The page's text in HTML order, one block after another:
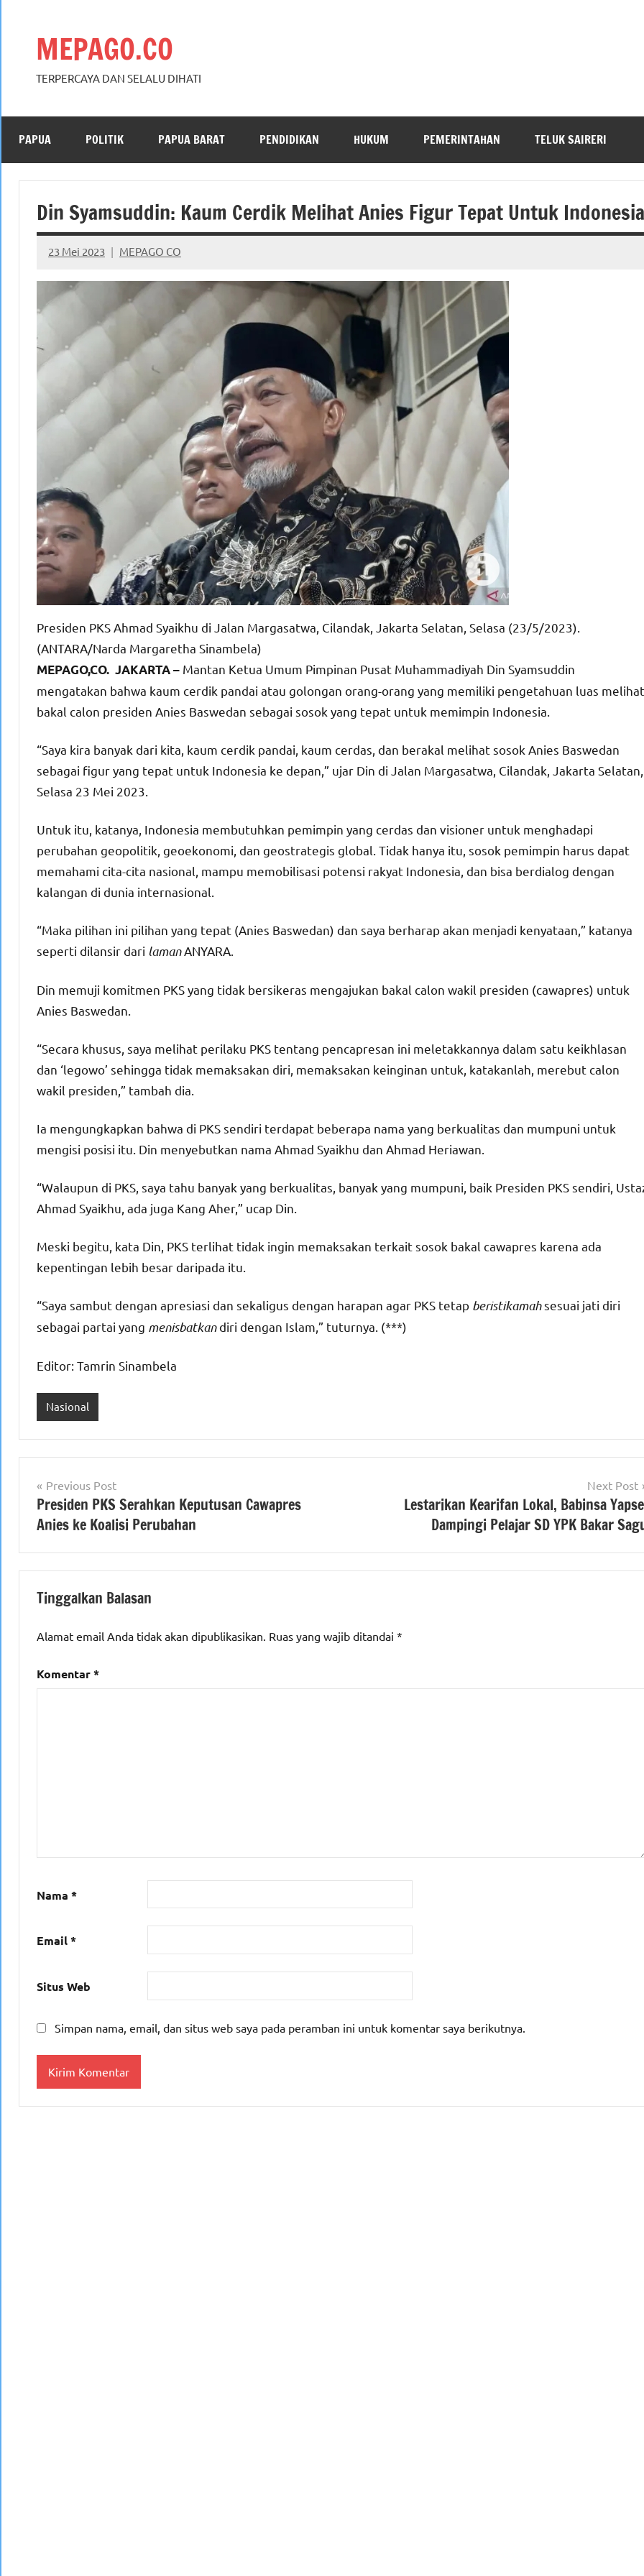
MEPAGO.CO
TERPERCAYA DAN SELALU DIHATI
PAPUA POLITIK PAPUA BARAT PENDIDIKAN HUKUM PEMERINTAHAN TELUK SAIRERI
Din Syamsuddin: Kaum Cerdik Melihat Anies Figur Tepat Untuk Indonesia
23 Mei 2023 MEPAGO CO
No
comments
Presiden PKS Ahmad Syaikhu di Jalan Margasatwa, Cilandak, Jakarta Selatan, Selasa (23/5/2023).
(ANTARA/Narda Margaretha Sinambela)
MEPAGO,CO. JAKARTA – Mantan Ketua Umum Pimpinan Pusat Muhammadiyah Din Syamsuddin
mengatakan bahwa kaum cerdik pandai atau golongan orang-orang yang memiliki pengetahuan luas melihat
bakal calon presiden Anies Baswedan sebagai sosok yang tepat untuk memimpin Indonesia.
“Saya kira banyak dari kita, kaum cerdik pandai, kaum cerdas, dan berakal melihat sosok Anies Baswedan
sebagai figur yang tepat untuk Indonesia ke depan,” ujar Din di Jalan Margasatwa, Cilandak, Jakarta Selatan,
Selasa 23 Mei 2023.
Untuk itu, katanya, Indonesia membutuhkan pemimpin yang cerdas dan visioner untuk menghadapi
perubahan geopolitik, geoekonomi, dan geostrategis global. Tidak hanya itu, sosok pemimpin harus dapat
memahami cita-cita nasional, mampu memobilisasi potensi rakyat Indonesia, dan bisa berdialog dengan
kalangan di dunia internasional.
“Maka pilihan ini pilihan yang tepat (Anies Baswedan) dan saya berharap akan menjadi kenyataan,” katanya
seperti dilansir dari lamanANYARA.
Din memuji komitmen PKS yang tidak bersikeras mengajukan bakal calon wakil presiden (cawapres) untuk
Anies Baswedan.
“Secara khusus, saya melihat perilaku PKS tentang pencapresan ini meletakkannya dalam satu keikhlasan
dan ‘legowo’ sehingga tidak memaksakan diri, memaksakan keinginan untuk, katakanlah, merebut calon
wakil presiden,” tambah dia.
Ia mengungkapkan bahwa di PKS sendiri terdapat beberapa nama yang berkualitas dan mumpuni untuk
mengisi posisi itu. Din menyebutkan nama Ahmad Syaikhu dan Ahmad Heriawan.
“Walaupun di PKS, saya tahu banyak yang berkualitas, banyak yang mumpuni, baik Presiden PKS sendiri,
Ahmad Syaikhu, ada juga Kang Aher,” ucap Din.
Meski begitu, kata Din, PKS terlihat tidak ingin memaksakan terkait sosok bakal cawapres karena ada
kepentingan lebih besar daripada itu.
“​​​​​Saya sambut dengan apresiasi dan sekaligus dengan harapan agar PKS tetap beristikamahsesuai jati diri
sebagai partai yang menisbatkandiri dengan Islam,” tuturnya. (***)
Editor: Tamrin Sinambela
Nasional
Navigasi
pos
Previous Post
Presiden PKS Serahkan Keputusan Cawapres
Anies ke Koalisi Perubahan
Next Post
Lestarikan Kearifan Lokal, Babinsa
Dampingi Pelajar SD YPK Bakar
Tinggalkan Balasan
Alamat email Anda tidak akan dipublikasikan. Ruas yang wajib ditandai *
Komentar*
Nama *
Email*
Situs Web
Simpan nama, email, dan situs web saya pada peramban ini untuk komentar saya berikutnya.